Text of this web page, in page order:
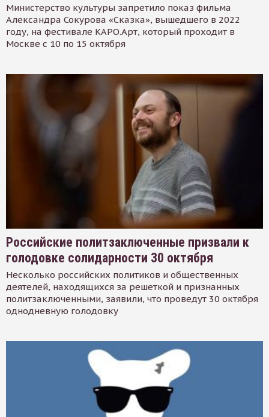
Министерство культуры запретило показ фильма
Александра Сокурова «Сказка», вышедшего в 2022
году, на фестивале КАРО.Арт, который проходит в
Москве с 10 по 15 октября
Российские политзаключенные призвали к
голодовке солидарности 30 октября
Несколько российских политиков и общественных
деятелей, находящихся за решеткой и признанных
политзаключенными, заявили, что проведут 30 октября
однодневную голодовку